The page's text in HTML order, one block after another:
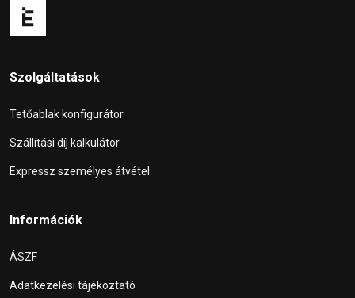
Szolgáltatások
Tetőablak konfigurátor
Szállítási díj kalkulátor
Expressz személyes átvétel
Információk
ÁSZF
Adatkezelési tájékoztató